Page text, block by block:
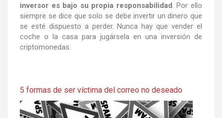
inversor es bajo su propia responsabilidad. Por ello
siempre se dice que solo se debe invertir un dinero que
se esté dispuesto a perder. Nunca hay que vender el
coche o la casa para jugársela en una inversión de
criptomonedas.
5 formas de ser víctima del correo no deseado